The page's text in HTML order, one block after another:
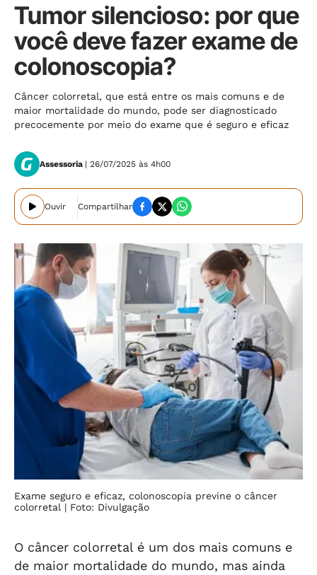
Tumor silencioso: por que
você deve fazer exame de
colonoscopia?
Câncer colorretal, que está entre os mais comuns e de
maior mortalidade do mundo, pode ser diagnosticado
precocemente por meio do exame que é seguro e eficaz
Assessoria | 26/07/2025 às 4h00
Ouvir Compartilhar
Exame seguro e eficaz, colonoscopia previne o câncer
colorretal | Foto: Divulgação
O câncer colorretal é um dos mais comuns e
de maior mortalidade do mundo, mas ainda